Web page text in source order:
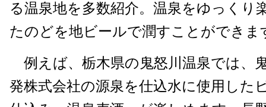
る温泉地を多数紹介。温泉をゆっくり
たのどを地ビールで潤すことができま
例えば、栃木県の鬼怒川温泉では、
発株式会社の源泉を仕込水に使用した